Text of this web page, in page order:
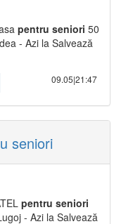
pentru seniori 50
- Azi la Salvează
09.05|21:47
seniori
pentru seniori
- Azi la Salvează